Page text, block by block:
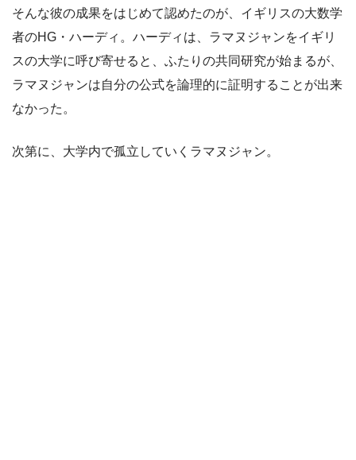
そんな彼の成果をはじめて認めたのが、イギリスの大数学
者のHG・ハーディ。ハーディは、ラマヌジャンをイギリ
スの大学に呼び寄せると、ふたりの共同研究が始まるが、
ラマヌジャンは自分の公式を論理的に証明することが出来
なかった。
次第に、大学内で孤立していくラマヌジャン。